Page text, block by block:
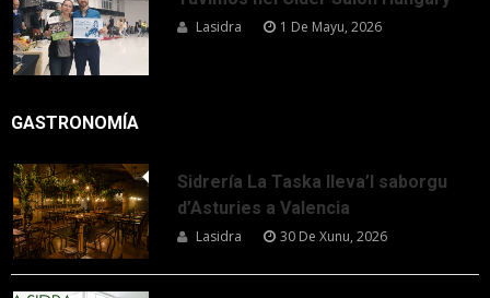
Lasidra 1 De Mayu, 2026
GASTRONOMÍA
Sidrería La Taska lleva’l saborgu
d’Asturies a Valencia
Lasidra 30 De Xunu, 2026